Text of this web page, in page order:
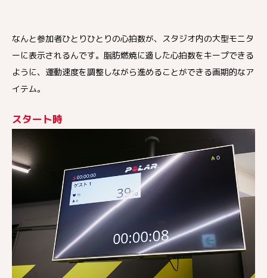
なんと参加者ひとりひとりの心拍数が、スタジオ内の大型モニタ
ーに表示されるんです。脂肪燃焼に適した心拍数をキープできる
ように、運動速度を調整しながら進めることができる画期的なア
イテム。
スタート時